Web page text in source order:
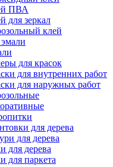
ПВА
для зеркал
клей
для красок
для внутренних работ
для наружных работ
для дерева
для дерева
для дерева
для паркета